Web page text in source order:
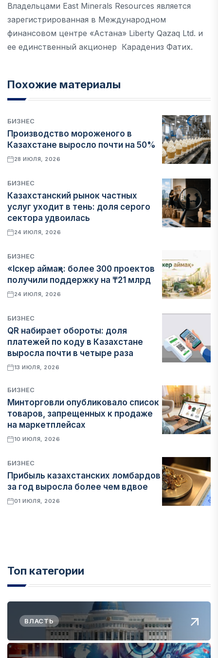
Владельцами East Minerals Resources является
зарегистрированная в Международном
финансовом центре «Астана» Liberty Qazaq Ltd. и
ее единственный акционер Карадениз Фатих.
Похожие материалы
БИЗНЕС
Производство мороженого в
Казахстане выросло почти на 50%
28 ИЮЛЯ, 2026
БИЗНЕС
Казахстанский рынок частных
услуг уходит в тень: доля серого
сектора удвоилась
24 ИЮЛЯ, 2026
БИЗНЕС
«Іскер аймақ»: более 300 проектов
получили поддержку на ₸21 млрд
24 ИЮЛЯ, 2026
БИЗНЕС
QR набирает обороты: доля
платежей по коду в Казахстане
выросла почти в четыре раза
13 ИЮЛЯ, 2026
БИЗНЕС
Минторговли опубликовало список
товаров, запрещенных к продаже
на маркетплейсах
10 ИЮЛЯ, 2026
БИЗНЕС
Прибыль казахстанских ломбардов
за год выросла более чем вдвое
01 ИЮЛЯ, 2026
Топ категории
ВЛАСТЬ